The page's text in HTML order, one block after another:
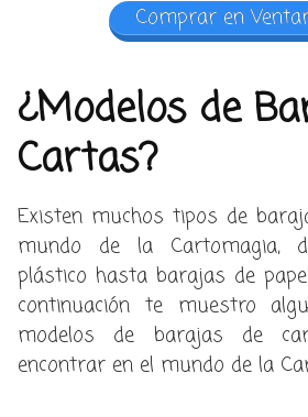
Comprar en
¿Modelos de
Cartas?
Existen muchos tipos de
mundo de la Cartomagia,
plástico hasta barajas de
continuación te muestro
modelos de barajas de
encontrar en el mundo de la